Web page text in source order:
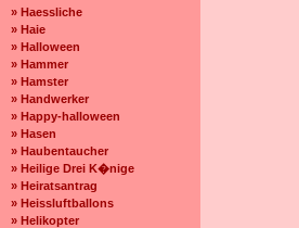
» Haessliche
» Haie
» Halloween
» Hammer
» Hamster
» Handwerker
» Happy-halloween
» Hasen
» Haubentaucher
» Heilige Drei K�nige
» Heiratsantrag
» Heissluftballons
» Helikopter